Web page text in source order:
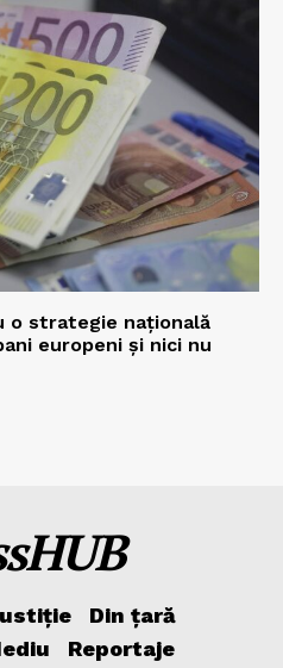
o strategie națională
europeni și nici nu
Din țară
Reportaje